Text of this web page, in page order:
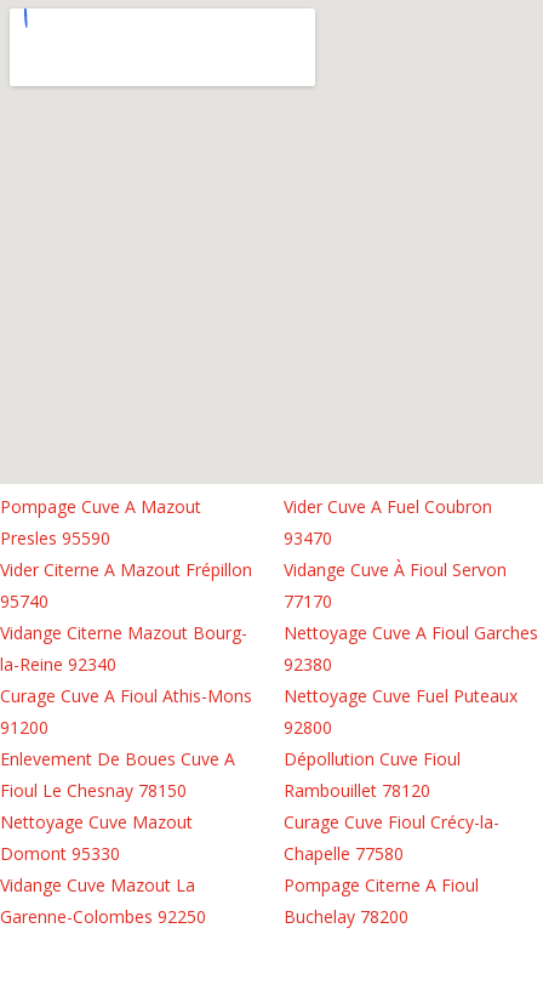
Pompage Cuve A Mazout
Presles 95590
Vider Citerne A Mazout Frépillon
95740
Vidange Citerne Mazout Bourg-
la-Reine 92340
Curage Cuve A Fioul Athis-Mons
91200
Enlevement De Boues Cuve A
Fioul Le Chesnay 78150
Nettoyage Cuve Mazout
Domont 95330
Vidange Cuve Mazout La
Garenne-Colombes 92250
Vider Cuve A Fuel Coubron
93470
Vidange Cuve À Fioul Servon
77170
Nettoyage Cuve A Fioul Garches
92380
Nettoyage Cuve Fuel Puteaux
92800
Dépollution Cuve Fioul
Rambouillet 78120
Curage Cuve Fioul Crécy-la-
Chapelle 77580
Pompage Citerne A Fioul
Buchelay 78200